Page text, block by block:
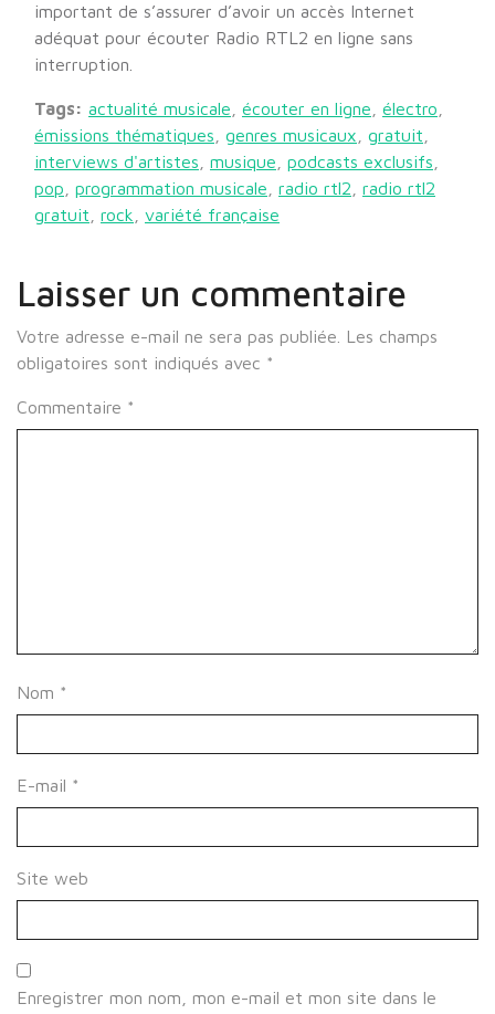
important de s’assurer d’avoir un accès Internet
adéquat pour écouter Radio RTL2 en ligne sans
interruption.
Tags: actualité musicale écouter en ligne électro
émissions thématiques
genres musicaux gratuit
interviews d'artistes
musique podcasts exclusifs
pop
programmation musicale radio rtl2
radio rtl2
gratuit
rock variété française
Laisser un commentaire
Votre adresse e-mail ne sera pas publiée.
Les champs
obligatoires sont indiqués avec *
Commentaire *
Nom *
E-mail *
Site web
Enregistrer mon nom, mon e-mail et mon site dans le